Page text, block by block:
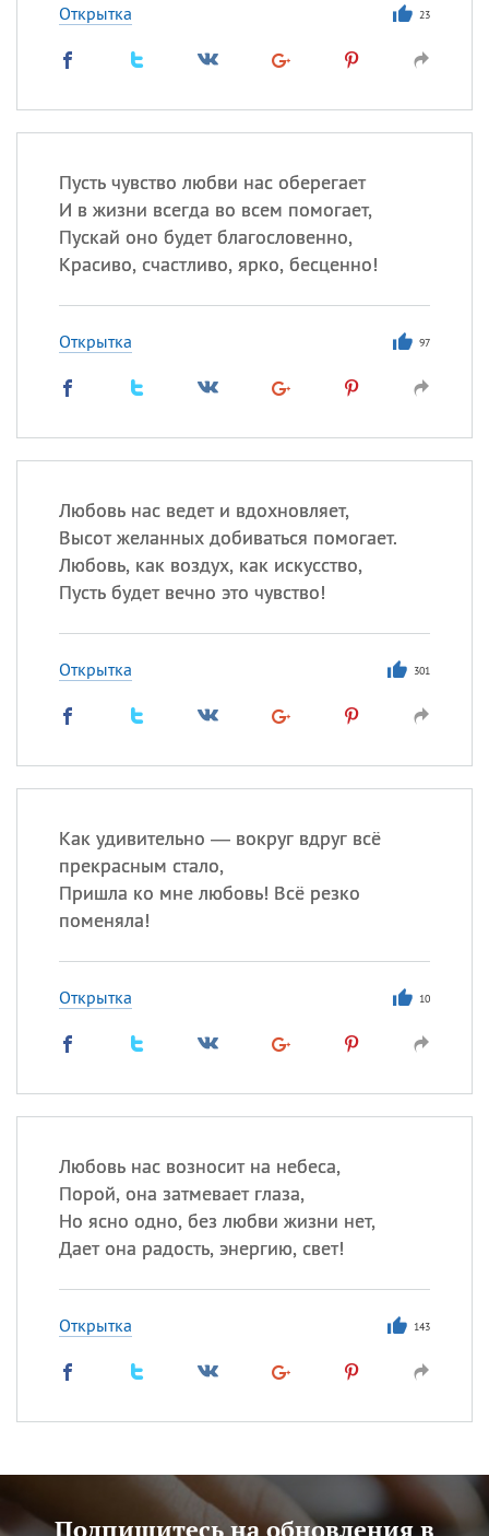
Открытка 23
Пусть чувство любви нас оберегает
И в жизни всегда во всем помогает,
Пускай оно будет благословенно,
Красиво, счастливо, ярко, бесценно!
Открытка 97
Любовь нас ведет и вдохновляет,
Высот желанных добиваться помогает.
Любовь, как воздух, как искусство,
Пусть будет вечно это чувство!
Открытка 301
Как удивительно — вокруг вдруг всё
прекрасным стало,
Пришла ко мне любовь! Всё резко
поменяла!
Открытка 10
Любовь нас возносит на небеса,
Порой, она затмевает глаза,
Но ясно одно, без любви жизни нет,
Дает она радость, энергию, свет!
Открытка 143
Подпишитесь на обновления в